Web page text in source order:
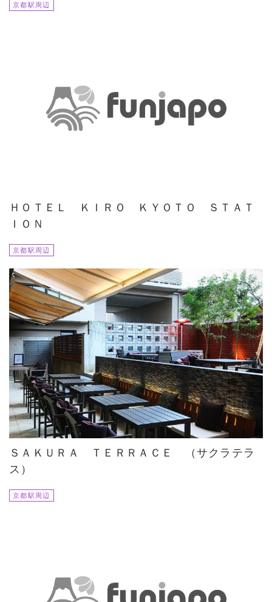
京都駅周辺
ＨＯＴＥＬ ＫＩＲＯ ＫＹＯＴＯ ＳＴＡＴ
ＩＯＮ
京都駅周辺
ＳＡＫＵＲＡ ＴＥＲＲＡＣＥ （サクラテラ
ス）
京都駅周辺